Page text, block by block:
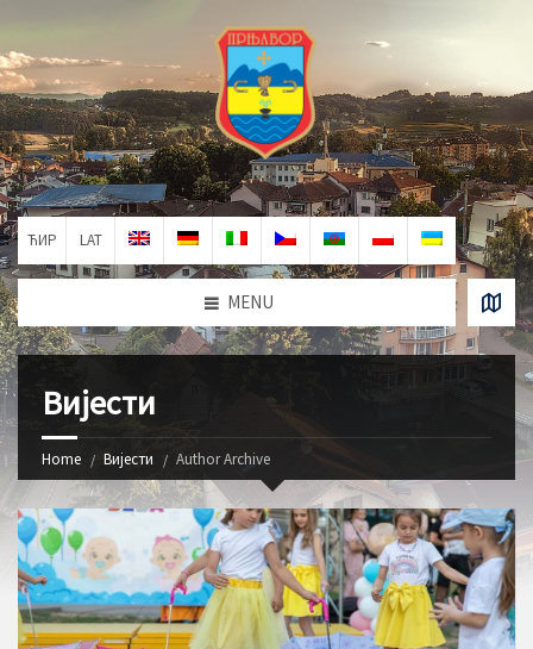
ЋИР LAT
MENU
Вијести
Home Вијести Author Archive